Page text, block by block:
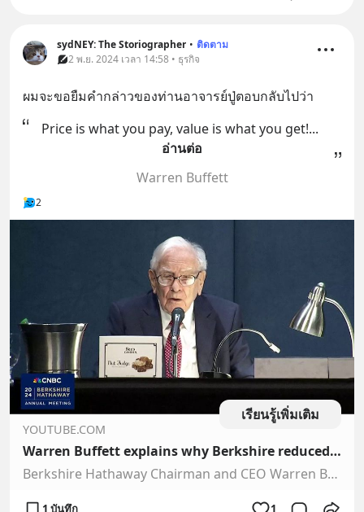
sydNEY: The Storiographer • ติดตาม
2 พ.ย. 2024 เวลา 14:58 • ธุรกิจ
ผมจะขอยืมคำกล่าวของท่านอาจารย์ปู่ตอบกลับไปว่า
Price is what you pay, value is what you get!
อ่านต่อ
Warren Buffett
2
เรียนรู้เพิ่มเติม
YOUTUBE.COM
Warren Buffett explains why Berkshire reduced its big Apple stake
Berkshire Hathaway Chairman and CEO Warren Buffett presides over the 2024 Berkshire Hathaway annual meeting. Watch the full coverage of Berkshire Hathaway an…
1 บันทึก 1